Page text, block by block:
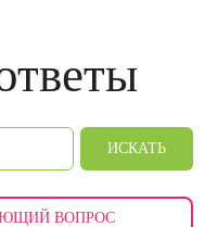
ИСКАТЬ
ВОПРОС